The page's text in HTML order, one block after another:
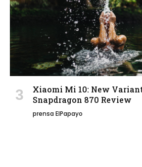
Xiaomi Mi 10: New
Snapdragon 870 Review
prensa ElPapayo